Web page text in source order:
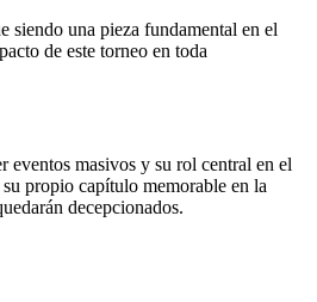
siendo una pieza fundamental en el
de este torneo en toda
eventos masivos y su rol central en el
propio capítulo memorable en la
decepcionados.